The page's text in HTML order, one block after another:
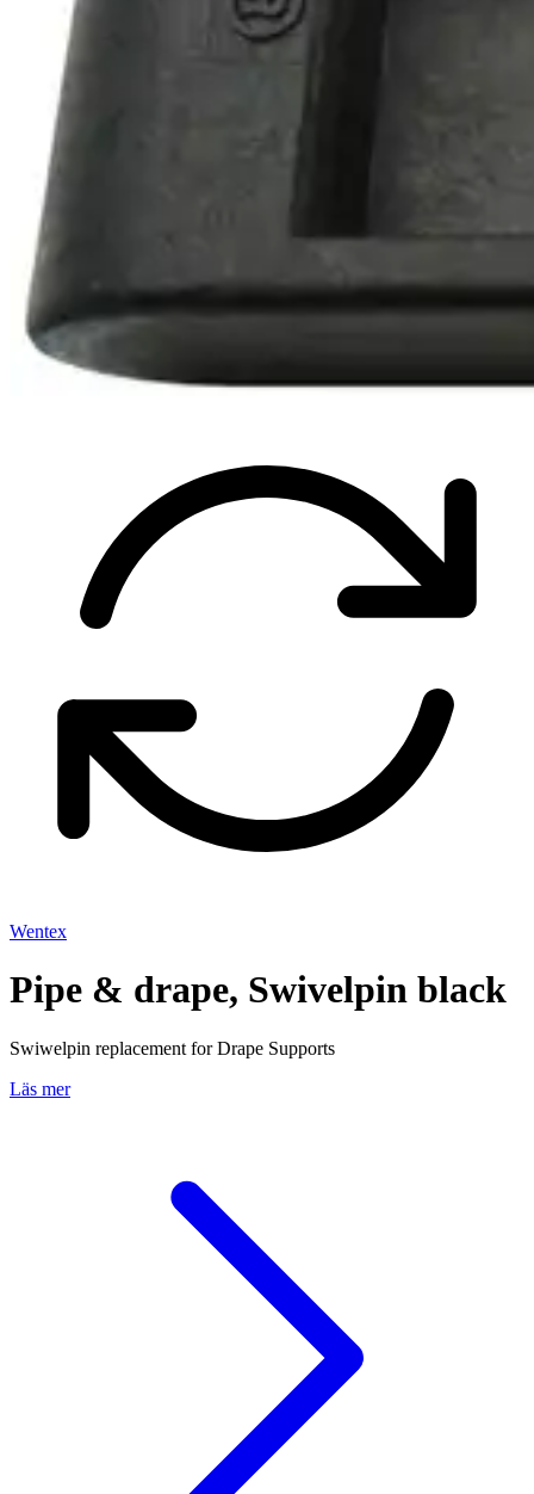
Wentex
Pipe & drape, Swivelpin black
Swiwelpin replacement for Drape Supports
Läs mer